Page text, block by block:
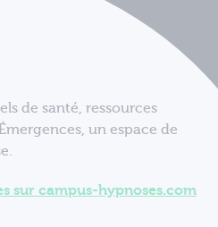
de santé, ressources
un espace de
sur campus-hypnoses.com